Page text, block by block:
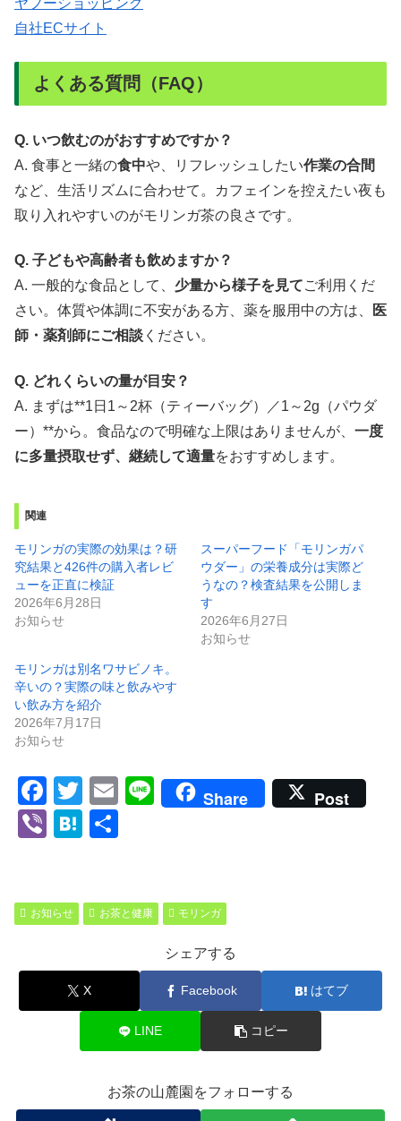
ヤフーショッピング
自社ECサイト
よくある質問（FAQ）
Q. いつ飲むのがおすすめですか？
A. 食事と一緒の食中や、リフレッシュしたい作業の合間
など、生活リズムに合わせて。カフェインを控えたい夜も
取り入れやすいのがモリンガ茶の良さです。
Q. 子どもや高齢者も飲めますか？
A. 一般的な食品として、 少量から様子を見てご利用くだ
さい。体質や体調に不安がある方、薬を服用中の方は、
医
師・薬剤師にご相談 ください。
Q. どれくらいの量が目安？
A. まずは**1日1～2杯（ティーバッグ）／1～2g（パウダ
ー）**から。食品なので明確な上限はありませんが、 一度
に多量摂取せず、継続して適量をおすすめします。
関連
モリンガの実際の効果は？研
究結果と426件の購入者レビ
ューを正直に検証
2026年6月28日
お知らせ
スーパーフード「モリンガパ
ウダー」の栄養成分は実際ど
うなの？検査結果を公開しま
す
2026年6月27日
お知らせ
モリンガは別名ワサビノキ。
辛いの？実際の味と飲みやす
い飲み方を紹介
2026年7月17日
お知らせ
F
a
c
b
o
o
T
wi
tt
E
Li
Share Post
Vi
H
n
お知らせ お茶と健康 モリンガ
シェアする
X Facebook はてブ
LINE コピー
お茶の山麓園をフォローする